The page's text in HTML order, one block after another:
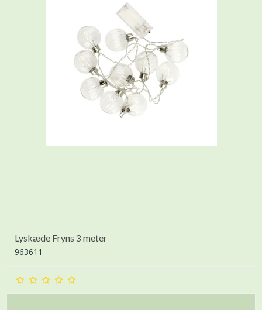
Lyskæde Fryns 3 meter
963611